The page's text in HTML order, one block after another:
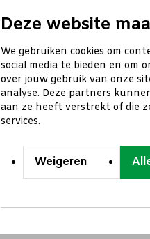
Deze website
We gebruiken cookies om
social media te bieden en om
over jouw gebruik van onze
analyse. Deze partners
aan ze heeft verstrekt of die
services.
Weigeren